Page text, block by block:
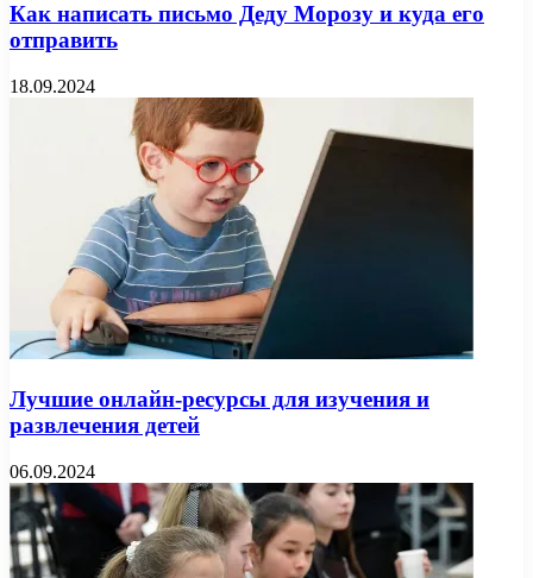
Как написать письмо Деду Морозу и куда его
отправить
18.09.2024
Лучшие онлайн-ресурсы для изучения и
развлечения детей
06.09.2024